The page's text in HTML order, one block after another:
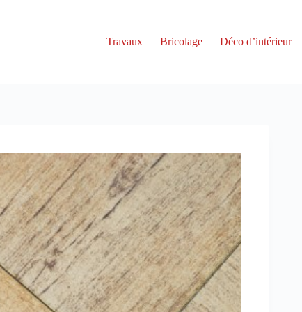
Travaux
Bricolage Déco d’intérieur